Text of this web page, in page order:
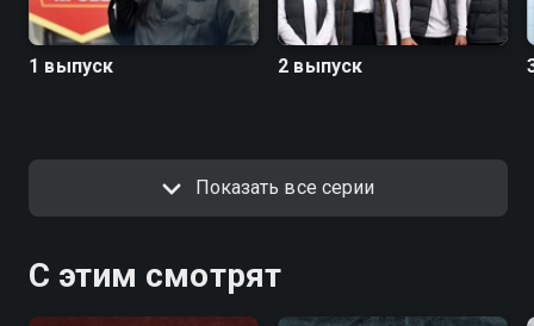
1 выпуск 2 выпуск
Показать все серии
С этим смотрят